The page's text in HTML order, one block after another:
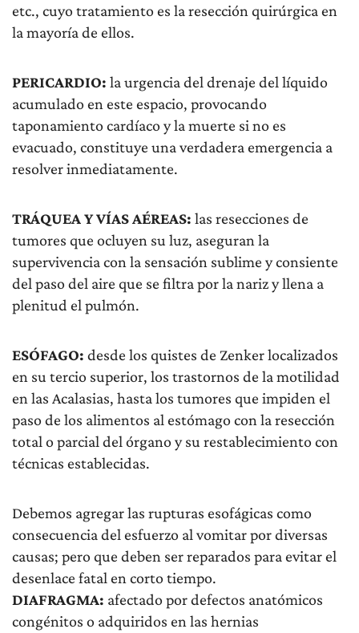
etc., cuyo tratamiento es la resección quirúrgica en
la mayoría de ellos.
PERICARDIO: la urgencia del drenaje del líquido
acumulado en este espacio, provocando
taponamiento cardíaco y la muerte si no es
evacuado, constituye una verdadera emergencia a
resolver inmediatamente.
TRÁQUEA Y VÍAS AÉREAS: las resecciones de
tumores que ocluyen su luz, aseguran la
supervivencia con la sensación sublime y consiente
del paso del aire que se filtra por la nariz y llena a
plenitud el pulmón.
ESÓFAGO: desde los quistes de Zenker localizados
en su tercio superior, los trastornos de la motilidad
en las Acalasias, hasta los tumores que impiden el
paso de los alimentos al estómago con la resección
total o parcial del órgano y su restablecimiento con
técnicas establecidas.
Debemos agregar las rupturas esofágicas como
consecuencia del esfuerzo al vomitar por diversas
causas; pero que deben ser reparados para evitar el
desenlace fatal en corto tiempo.
DIAFRAGMA: afectado por defectos anatómicos
congénitos o adquiridos en las hernias